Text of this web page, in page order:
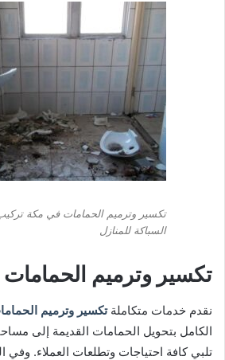
تكسير وترميم الحمامات في مكة
السباكة للمنازل
تكسير وترميم
نقدم خدمات متكاملةتكسير وترميم
الكامل بتحويل الحمامات القديمة إلى
تلبي كافة احتياجات وتطلعات العملاء.